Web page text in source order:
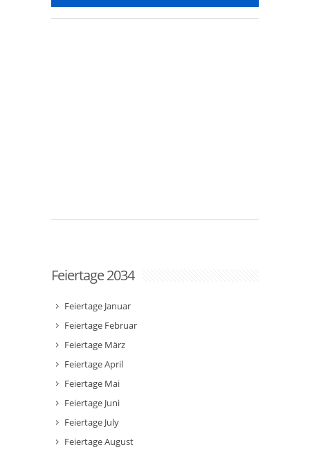
Feiertage 2034
Feiertage Januar
Feiertage Februar
Feiertage März
Feiertage April
Feiertage Mai
Feiertage Juni
Feiertage July
Feiertage August